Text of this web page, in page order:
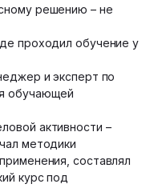
решению – не
проходил обучение у
и эксперт по
обучающей
активности –
методики
составлял
курс под